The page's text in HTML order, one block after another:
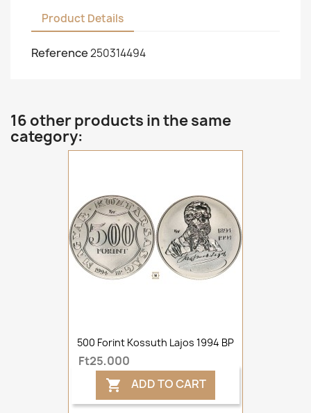
Product Details
Reference250314494
16 other products in the same
category:
500 Forint Kossuth Lajos 1994 BP
Ft25,000
 ADD TO CART